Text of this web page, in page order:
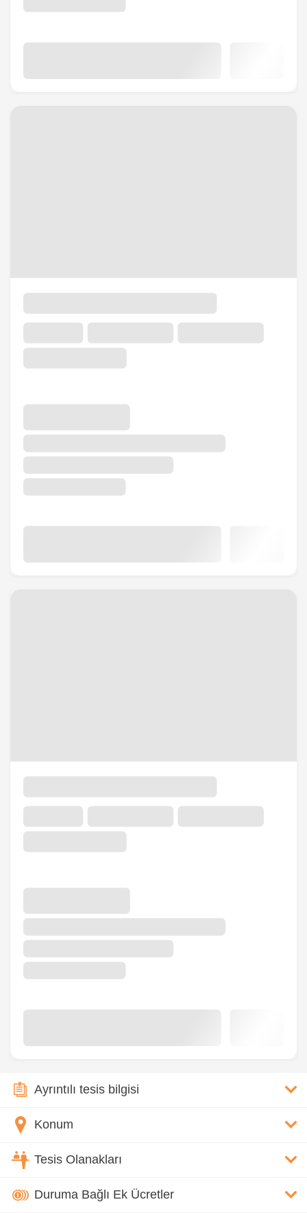
Ayrıntılı tesis bilgisi
Konum
Tesis Olanakları
Duruma Bağlı Ek Ücretler